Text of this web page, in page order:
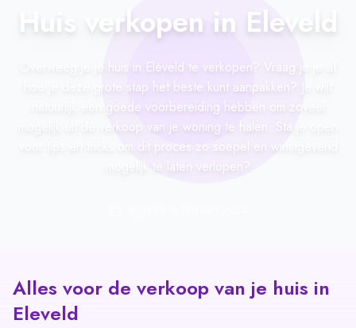
Huis verkopen in Eleveld
Overweeg je je huis in Eleveld te verkopen? Vraag je je af
hoe je deze grote stap het beste kunt aanpakken? Je wilt
natuurlijk een goede voorbereiding hebben om zoveel
mogelijk uit de verkoop van je woning te halen. Sta je open
voor tips en tricks om dit proces zo soepel en winstgevend
mogelijk te laten verlopen?
Alles voor de verkoop van je huis in
Eleveld